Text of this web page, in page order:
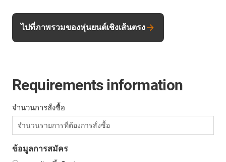
ไปที่ภาพรวมของหุ่นยนต์เชิงเส้นตรง
Requirements information
จำนวนการสั่งซื้อ
ข้อมูลการสมัคร